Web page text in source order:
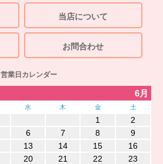
当店について
お問合わせ
営業日カレンダー
6月
水 木 金 土
1
2
6 7 8
9
13 14 15
16
20 21 22
23